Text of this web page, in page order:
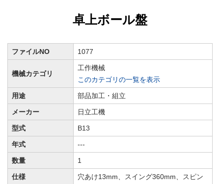
卓上ボール盤
ファイルNO 1077
機械カテゴリ
工作機械
このカテゴリの一覧を表示
用途 部品加工・組立
メーカー 日立工機
型式 B13
年式 ---
数量 1
仕様
穴あけ13mm、スイング360mm、スピン